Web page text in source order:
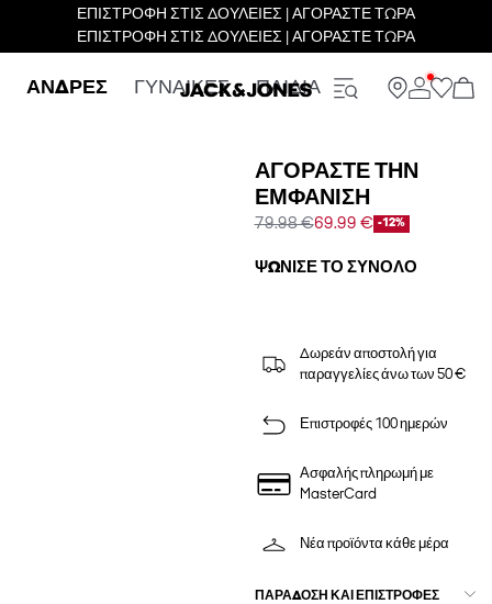
ΕΠΙΣΤΡΟΦΗ ΣΤΙΣ ΔΟΥΛΕΙΕΣ | ΑΓΟΡΑΣΤΕ ΤΩΡΑ
ΕΠΙΣΤΡΟΦΗ ΣΤΙΣ ΔΟΥΛΕΙΕΣ | ΑΓΟΡΑΣΤΕ ΤΩΡΑ
ΑΝΔΡΕΣ ΓΥΝΑΙΚΕΣ ΠΑΙΔΙΑ
ΑΓΟΡΆΣΤΕ ΤΗΝ
ΕΜΦΆΝΙΣΗ
79.98 €69.99 € -12%
ΨΏΝΙΣΕ ΤΟ ΣΎΝΟΛΟ
Δωρεάν αποστολή για
παραγγελίες άνω των 50 €
Επιστροφές 100 ημερών
Ασφαλής πληρωμή με
MasterCard
Νέα προϊόντα κάθε μέρα
ΠΑΡΑΔΟΣΗ ΚΑΙ ΕΠΙΣΤΡΟΦΕΣ